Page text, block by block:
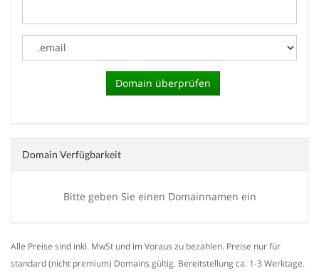
Domain Verfügbarkeit
Bitte geben Sie einen Domainnamen ein
Alle Preise sind inkl. MwSt und im Voraus zu bezahlen. Preise nur für
standard (nicht premium) Domains gültig. Bereitstellung ca. 1-3 Werktage.